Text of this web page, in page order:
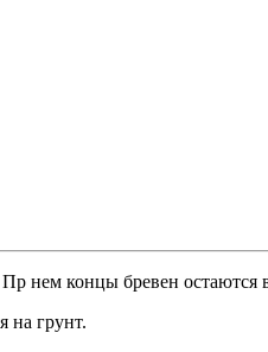
нем концы бревен
на грунт.